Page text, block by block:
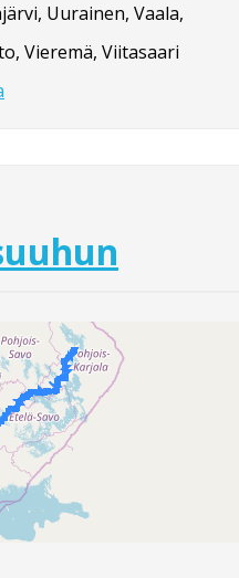
Uurainen, Vaala,
Vieremä, Viitasaari